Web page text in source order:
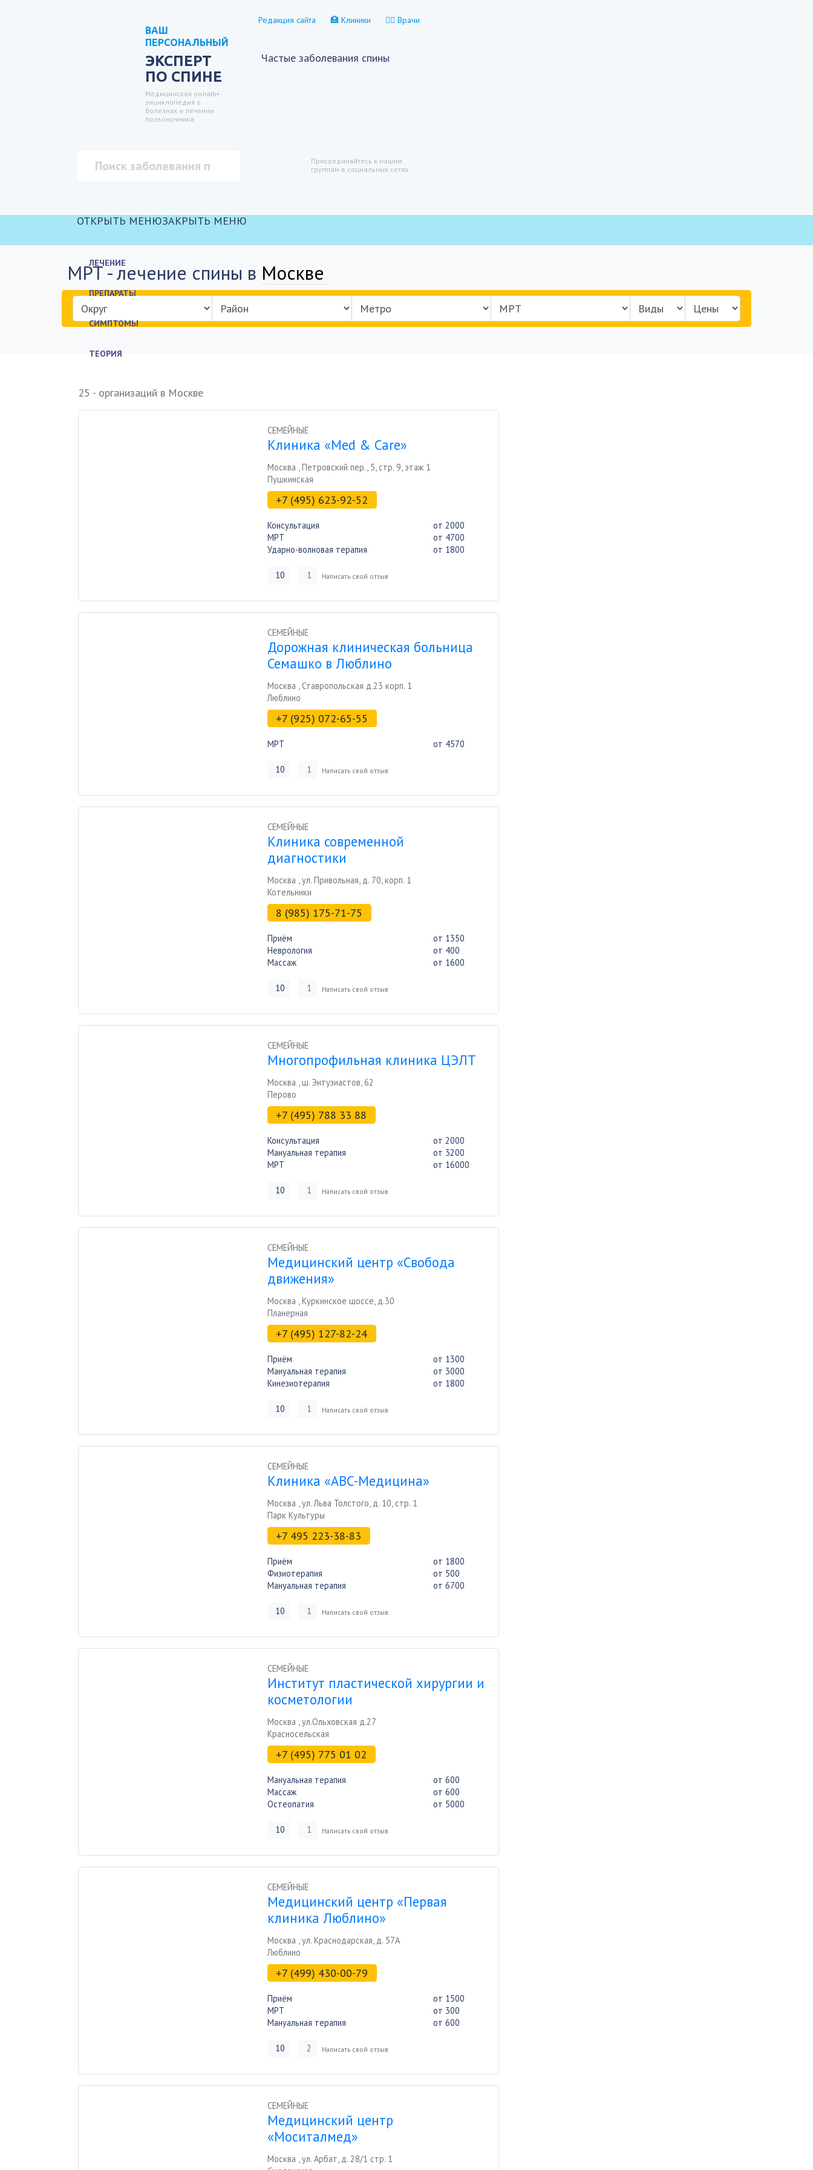
ВАШ
ПЕРСОНАЛЬНЫЙ
ЭКСПЕРТ
ПО СПИНЕ
Медицинская онлайн-
энциклопедия о
болезнях и лечении
позвоночника
Редакция сайта 🏥 Клиники 👨‍⚕️ Врачи
Частые заболевания спины
Присоединяйтесь к нашим
группам в социальных сетях
ОТКРЫТЬ МЕНЮЗАКРЫТЬ МЕНЮ
ЛЕЧЕНИЕ
ПРЕПАРАТЫ
СИМПТОМЫ
ТЕОРИЯ
ФИЗКУЛЬТУРА
МРТ - лечение спины в Москве
25 - организаций в Москве
СЕМЕЙНЫЕ
Клиника «Med & Care»
Москва Петровский пер., 5, стр. 9, этаж 1
Пушкинская
+7 (495) 623-92-52
Консультация
от 2000
МРТ
от 4700
Ударно-волновая терапия
от 1800
10 1 Написать свой отзыв
СЕМЕЙНЫЕ
Дорожная клиническая больница
Семашко в Люблино
Москва Ставропольская д.23 корп. 1
Люблино
+7 (925) 072-65-55
МРТ от 4570
10 1 Написать свой отзыв
СЕМЕЙНЫЕ
Клиника современной
диагностики
Москва ул. Привольная, д. 70, корп. 1
Котельники
8 (985) 175-71-75
Приём
от 1350
Неврология
от 400
Массаж
от 1600
10 1 Написать свой отзыв
СЕМЕЙНЫЕ
Многопрофильная клиника ЦЭЛТ
Москва ш. Энтузиастов, 62
Перово
+7 (495) 788 33 88
Консультация
от 2000
Мануальная терапия
от 3200
МРТ
от 16000
10 1 Написать свой отзыв
СЕМЕЙНЫЕ
Медицинский центр «Свобода
движения»
Москва Куркинское шоссе, д.30
Планерная
+7 (495) 127-82-24
Приём
от 1300
Мануальная терапия
от 3000
Кинезиотерапия
от 1800
10 1 Написать свой отзыв
СЕМЕЙНЫЕ
Клиника «АВС-Медицина»
Москва ул. Льва Толстого, д. 10, стр. 1
Парк Культуры
+7 495 223-38-83
Приём
от 1800
Физиотерапия
от 500
Мануальная терапия
от 6700
10 1 Написать свой отзыв
СЕМЕЙНЫЕ
Институт пластической хирургии и
косметологии
Москва ул.Ольховская д.27
Красносельская
+7 (495) 775 01 02
Мануальная терапия
от 600
Массаж
от 600
Остеопатия
от 5000
10 1 Написать свой отзыв
СЕМЕЙНЫЕ
Медицинский центр «Первая
клиника Люблино»
Москва ул. Краснодарская, д. 57А
Люблино
+7 (499) 430-00-79
Приём
от 1500
МРТ
от 300
Мануальная терапия
от 600
10 2 Написать свой отзыв
СЕМЕЙНЫЕ
Медицинский центр
«Моситалмед»
Москва ул. Арбат, д. 28/1 стр. 1